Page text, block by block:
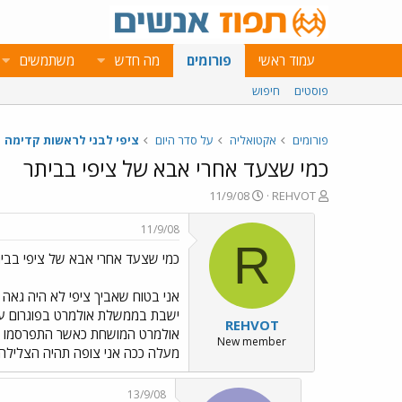
עמוד ראשי פורומים מה חדש משתמשים
פוסטים חיפוש
פורומים אקטואליה על סדר היום ציפי לבני לראשות קדימה
כמי שצעד אחרי אבא של ציפי בביתר
פ
ו
REHVOT
פ
ו
ר
א
ר
י
11/9/08
R
REHVOT
New member
11/9/08
כמי שצעד אחרי אבא של ציפי
אני בטוח שאביך ציפי לא היה
ישבת בממשלת אולמרט
אולמרט המושחת כאשר התפרסמו
מעלה ככה אני צופה תהיה
13/9/08